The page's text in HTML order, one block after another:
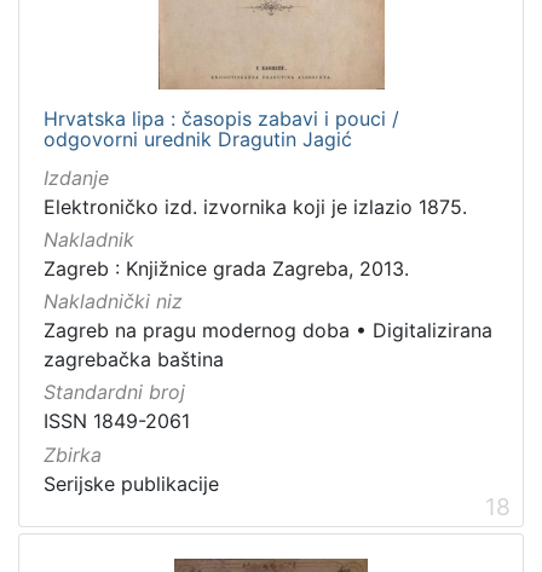
Hrvatska lipa : časopis zabavi i pouci /
odgovorni urednik Dragutin Jagić
Izdanje
Elektroničko izd. izvornika koji je izlazio 1875.
Nakladnik
Zagreb : Knjižnice grada Zagreba, 2013.
Nakladnički niz
Zagreb na pragu modernog doba • Digitalizirana
zagrebačka baština
Standardni broj
ISSN 1849-2061
Zbirka
Serijske publikacije
18